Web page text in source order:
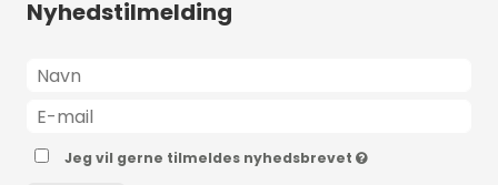
Nyhedstilmelding
Jeg vil gerne tilmeldes nyhedsbrevet